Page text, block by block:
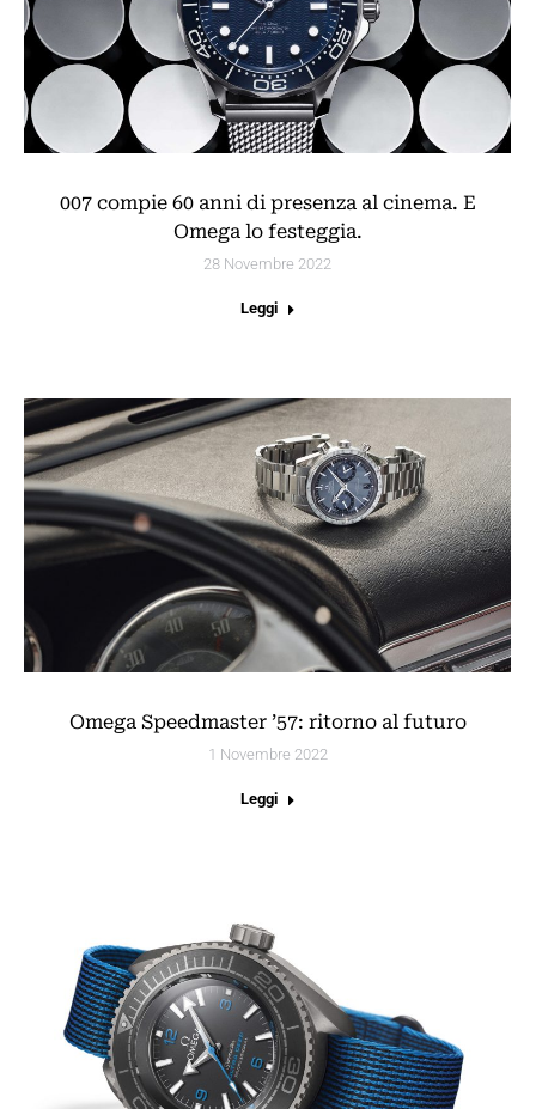
007 compie 60 anni di presenza al cinema. E
Omega lo festeggia.
28 Novembre 2022
Leggi
Omega Speedmaster ’57: ritorno al futuro
1 Novembre 2022
Leggi